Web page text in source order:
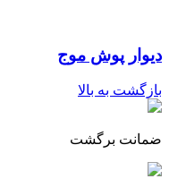
دیوار پوش موج
بازگشت به بالا
ضمانت برگشت